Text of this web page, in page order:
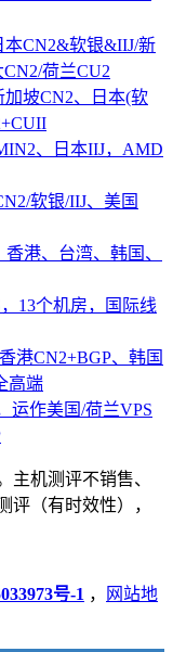
本CN2&软银&IIJ/新
荷兰CU2
加坡CN2、日本(软
、日本IIJ，AMD
软银/IIJ、美国
港、台湾、韩国、
13个机房，国际线
港CN2+BGP、韩国
高端
运作美国/荷兰VPS
主机测评不销售、
评（有时效性），
号-1 ，
网站地